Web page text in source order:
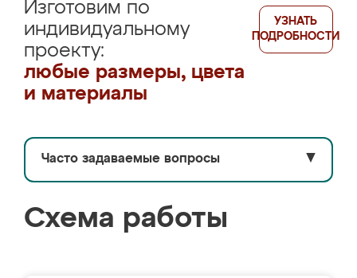
Изготовим по
индивидуальному
проекту:
любые размеры, цвета
и материалы
УЗНАТЬ
ПОДРОБНОСТИ
Часто задаваемые вопросы ▼
Схема работы